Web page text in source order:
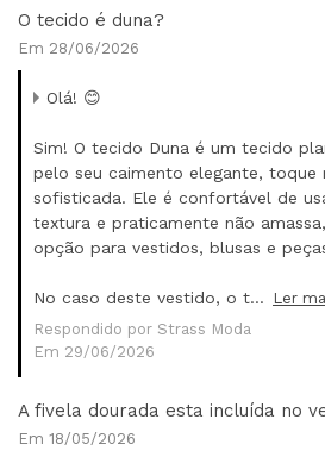
O tecido é duna?
Em 28/06/2026
Olá! 😊
Sim! O tecido Duna é um tecido
pelo seu caimento elegante, toque
sofisticada. Ele é confortável de
textura e praticamente não
opção para vestidos, blusas e
No caso deste vestido, o t...
Ler
Respondido por Strass Moda
Em 29/06/2026
A fivela dourada esta incluída no
Em 18/05/2026